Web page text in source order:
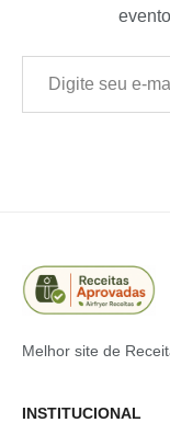
Digite seu e-mail…
Melhor site de
INSTITUCIONAL